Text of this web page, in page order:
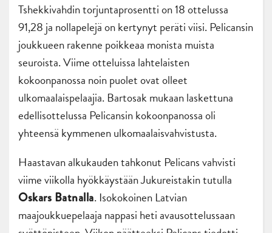
Tshekkivahdin torjuntaprosentti on 18 ottelussa
91,28 ja nollapelejä on kertynyt peräti viisi. Pelicansin
joukkueen rakenne poikkeaa monista muista
seuroista. Viime otteluissa lahtelaisten
kokoonpanossa noin puolet ovat olleet
ulkomaalaispelaajia. Bartosak mukaan laskettuna
edellisottelussa Pelicansin kokoonpanossa oli
yhteensä kymmenen ulkomaalaisvahvistusta.
Haastavan alkukauden tahkonut Pelicans vahvisti
viime viikolla hyökkäystään Jukureistakin tutulla
Oskars Batnalla. Isokokoinen Latvian
maajoukkuepelaaja nappasi heti avausottelussaan